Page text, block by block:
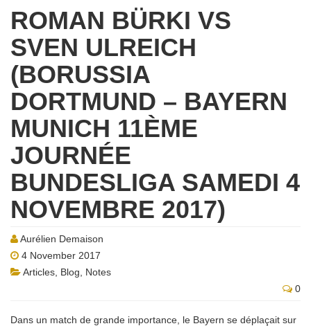
ROMAN BÜRKI VS
SVEN ULREICH
(BORUSSIA
DORTMUND – BAYERN
MUNICH 11ÈME
JOURNÉE
BUNDESLIGA SAMEDI 4
NOVEMBRE 2017)
Aurélien Demaison
4 November 2017
Articles Blog
Notes
0
Dans un match de grande importance, le Bayern se déplaçait sur